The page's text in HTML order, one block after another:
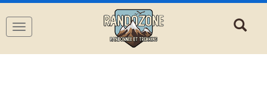
Navigation